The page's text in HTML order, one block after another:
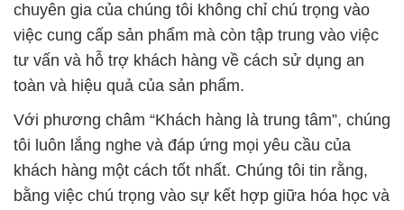
chuyên gia của chúng tôi không chỉ chú trọng vào
việc cung cấp sản phẩm mà còn tập trung vào việc
tư vấn và hỗ trợ khách hàng về cách sử dụng an
toàn và hiệu quả của sản phẩm.
Với phương châm “Khách hàng là trung tâm”, chúng
tôi luôn lắng nghe và đáp ứng mọi yêu cầu của
khách hàng một cách tốt nhất. Chúng tôi tin rằng,
bằng việc chú trọng vào sự kết hợp giữa hóa học và